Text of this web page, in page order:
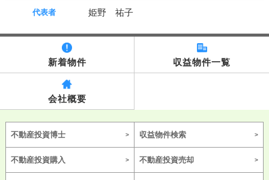
代表者 姫野 祐子
新着物件 収益物件一覧
会社概要
不動産投資博士 収益物件検索
不動産投資購入 不動産投資売却